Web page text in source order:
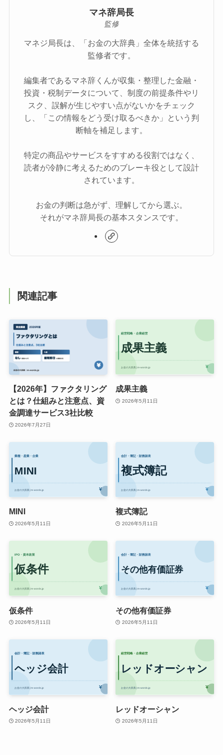
マネ辞局長
監修
マネジ局長は、「お金の大辞典」全体を統括する
監修者です。
編集者であるマネ辞くんが収集・整理した金融・
投資・税制データについて、制度の前提条件やリ
スク、誤解が生じやすい点がないかをチェック
し、「この情報をどう受け取るべきか」という判
断軸を補足します。
特定の商品やサービスをすすめる役割ではなく、
読者が冷静に考えるためのブレーキ役として設計
されています。
お金の判断は急がず、理解してから選ぶ。
それがマネ辞局長の基本スタンスです。
関連記事
【2026年】ファクタリング
とは？仕組みと注意点、資
金調達サービス3社比較
2026年7月27日
成果主義
2026年5月11日
MINI
2026年5月11日
複式簿記
2026年5月11日
仮条件
2026年5月11日
その他有価証券
2026年5月11日
ヘッジ会計
2026年5月11日
レッドオーシャン
2026年5月11日